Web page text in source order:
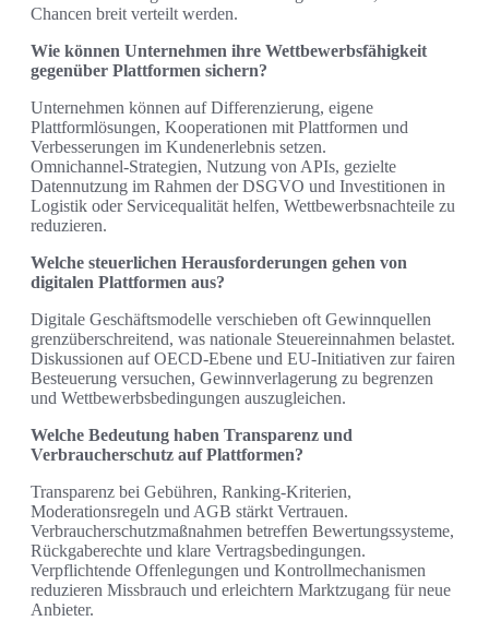
Chancen breit verteilt werden.
Wie können Unternehmen ihre Wettbewerbsfähigkeit
gegenüber Plattformen sichern?
Unternehmen können auf Differenzierung, eigene
Plattformlösungen, Kooperationen mit Plattformen und
Verbesserungen im Kundenerlebnis setzen.
Omnichannel‑Strategien, Nutzung von APIs, gezielte
Datennutzung im Rahmen der DSGVO und Investitionen in
Logistik oder Servicequalität helfen, Wettbewerbsnachteile zu
reduzieren.
Welche steuerlichen Herausforderungen gehen von
digitalen Plattformen aus?
Digitale Geschäftsmodelle verschieben oft Gewinnquellen
grenzüberschreitend, was nationale Steuereinnahmen belastet.
Diskussionen auf OECD‑Ebene und EU‑Initiativen zur fairen
Besteuerung versuchen, Gewinnverlagerung zu begrenzen
und Wettbewerbsbedingungen auszugleichen.
Welche Bedeutung haben Transparenz und
Verbraucherschutz auf Plattformen?
Transparenz bei Gebühren, Ranking‑Kriterien,
Moderationsregeln und AGB stärkt Vertrauen.
Verbraucherschutzmaßnahmen betreffen Bewertungssysteme,
Rückgaberechte und klare Vertragsbedingungen.
Verpflichtende Offenlegungen und Kontrollmechanismen
reduzieren Missbrauch und erleichtern Marktzugang für neue
Anbieter.